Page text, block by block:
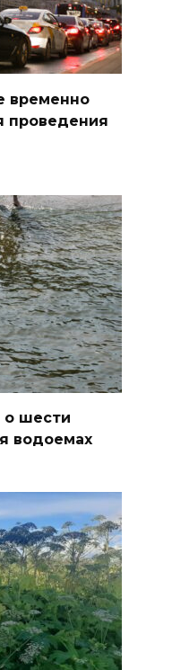
временно
проведения
о шести
водоемах